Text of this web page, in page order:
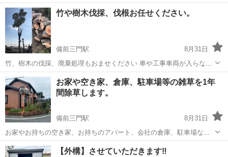
芝より高いコストと言う事がネックになり諦めた方も多いと思いま
す。 施工費の安価な天然芝を敷いて、お手入れの大変さに頭を悩ませ
岡山 井原市 井原駅 その他 人工芝
竹や樹木伐採、伐根お任せください。
備前三門駅
8月31日
竹、樹木の伐採、廃棄処理もおませください 車や工事車両が入らない
場所でも大丈夫です。 工事費用は安い代わりにお時間をいただいてい
ます。 通常の会社さんが3日で終わる作業も倍の6日いただいて費用を
安くさせていただいていま...
岡山 岡山市 備前三門駅 その他
お家や空き家、倉庫、駐車場等の雑草を1年
間除草します。
備前三門駅
8月31日
お家やお持ちの空き家、お持ちのアパート、会社の倉庫、駐車場など
年間を通じて除草します。 年間36,000円～の年間契約です。坪/2000
円 該当坪数（平米数）が少ない箇所でもご相談ください。 同業者様、
岡山 岡山市 備前三門駅 草刈り
【外構】させていただきます‼︎